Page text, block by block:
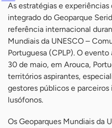
As estratégias e
integrado do Geoparque
referência internacional
Mundiais da UNESCO –
Portuguesa (CPLP). O
30 de maio, em Arouca,
territórios aspirantes,
gestores públicos e
lusófonos.
Os Geoparques Mundiais da